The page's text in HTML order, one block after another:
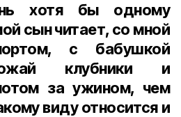
хотя бы одному
сын читает, со мной
с бабушкой
клубники и
за ужином, чем
виду относится и